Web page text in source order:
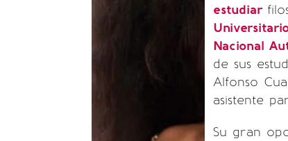
estudiar
Nacional
de sus
Alfonso
asistente
Su gran